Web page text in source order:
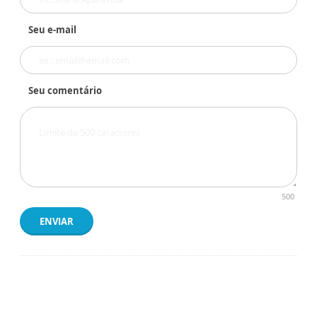
Seu e-mail
Seu comentário
500
ENVIAR